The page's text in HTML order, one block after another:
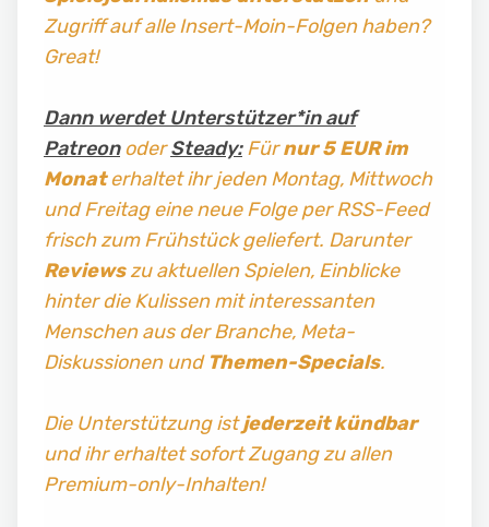
Zugriff auf alle Insert-Moin-Folgen haben?
Great!
Dann werdet Unterstützer*in auf
PatreonoderSteady:Fürnur 5 EUR im
Monaterhaltet ihr jeden Montag, Mittwoch
und Freitag eine neue Folge per RSS-Feed
frisch zum Frühstück geliefert. Darunter
Reviewszu aktuellen Spielen, Einblicke
hinter die Kulissen mit interessanten
Menschen aus der Branche, Meta-
Diskussionen und Themen-Specials.
Die Unterstützung istjederzeit kündbar
und ihr erhaltet sofort Zugang zu allen
Premium-only-Inhalten!